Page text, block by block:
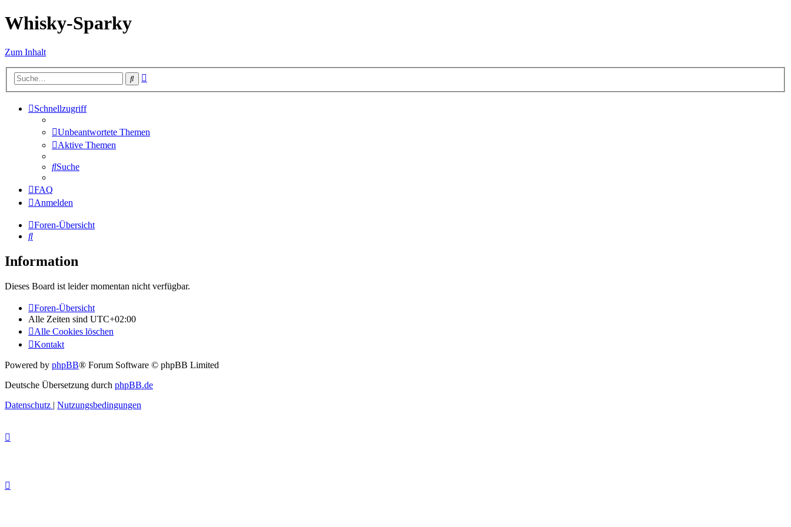
Whisky-Sparky
Zum Inhalt
Suche
Schnellzugriff
Unbeantwortete Themen
Aktive Themen
Suche
FAQ
Anmelden
Foren-Übersicht
Suche
Information
Dieses Board ist leider momentan nicht verfügbar.
Foren-Übersicht
Alle Zeiten sind UTC+02:00
Alle Cookies löschen
Kontakt
Powered by phpBB® Forum Software © phpBB Limited
Deutsche Übersetzung durch phpBB.de
Datenschutz | Nutzungsbedingungen